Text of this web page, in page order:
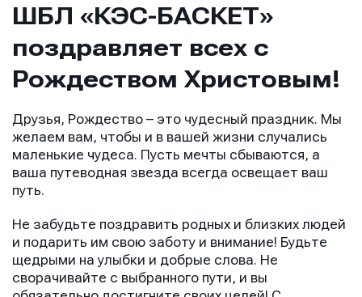
ШБЛ «КЭС-БАСКЕТ»
поздравляет всех с
Рождеством Христовым!
Друзья, Рождество – это чудесный праздник. Мы
желаем вам, чтобы и в вашей жизни случались
маленькие чудеса. Пусть мечты сбываются, а
ваша путеводная звезда всегда освещает ваш
путь.
Не забудьте поздравить родных и близких людей
и подарить им свою заботу и внимание! Будьте
щедрыми на улыбки и добрые слова. Не
сворачивайте с выбранного пути, и вы